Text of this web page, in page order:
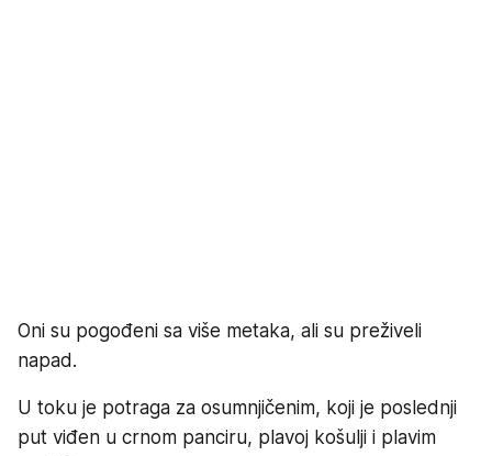
Oni su pogođeni sa više metaka, ali su preživeli
napad.
U toku je potraga za osumnjičenim, koji je poslednji
put viđen u crnom panciru, plavoj košulji i plavim